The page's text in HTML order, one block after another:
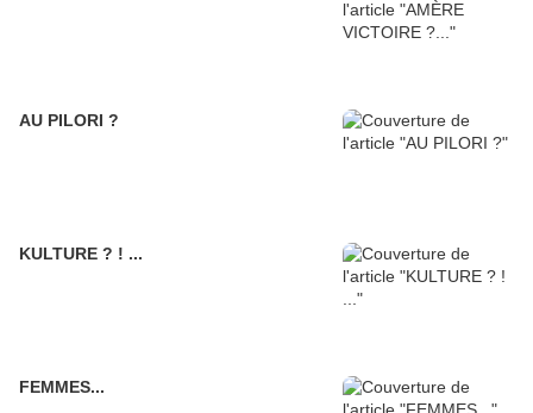
AU PILORI ?
KULTURE ? ! ...
FEMMES...